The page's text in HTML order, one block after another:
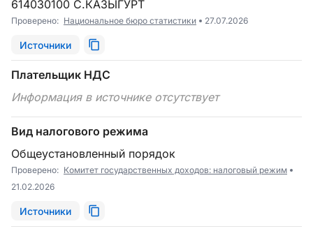
614030100 С.КАЗЫГУРТ
Проверено: Национальное бюро статистики 27.07.2026
Источники
Плательщик НДС
Информация в источнике отсутствует
Вид налогового режима
Общеустановленный порядок
Проверено: Комитет государственных доходов: налоговый режим
21.02.2026
Источники